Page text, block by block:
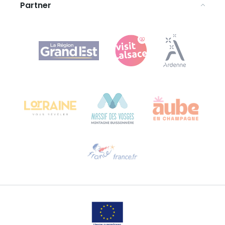
Agence Régionale du Tourisme Grand Est
Bureau de Colmar (sede operativa)
Contattaci per e-mail
Partner